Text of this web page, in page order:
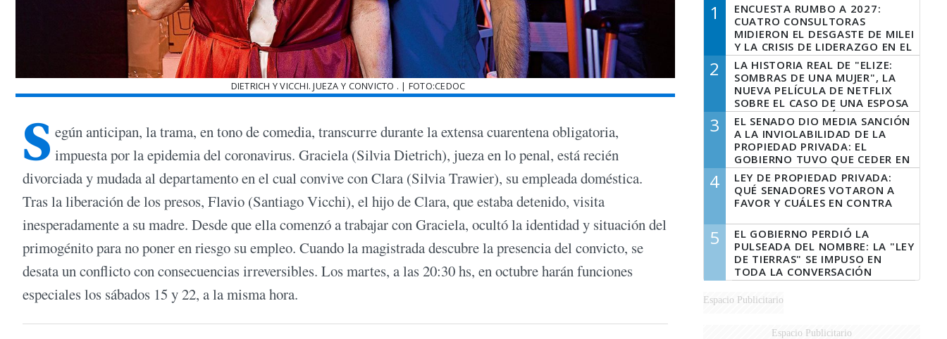
DIETRICH Y VICCHI. JUEZA Y CONVICTO . | FOTO:CEDOC
S egún anticipan, la trama, en tono de comedia, transcurre durante la extensa cuarentena obligatoria,
impuesta por la epidemia del coronavirus. Graciela (Silvia Dietrich), jueza en lo penal, está recién
divorciada y mudada al departamento en el cual convive con Clara (Silvia Trawier), su empleada doméstica.
Tras la liberación de los presos, Flavio (Santiago Vicchi), el hijo de Clara, que estaba detenido, visita
inesperadamente a su madre. Desde que ella comenzó a trabajar con Graciela, ocultó la identidad y situación del
primogénito para no poner en riesgo su empleo. Cuando la magistrada descubre la presencia del convicto, se
desata un conflicto con consecuencias irreversibles. Los martes, a las 20:30 hs, en octubre harán funciones
especiales los sábados 15 y 22, a la misma hora.
1
ENCUESTA RUMBO A 2027:
CUATRO CONSULTORAS
MIDIERON EL DESGASTE DE MILEI
Y LA CRISIS DE LIDERAZGO EN EL
PERONISMO
2
LA HISTORIA REAL DE "ELIZE:
SOMBRAS DE UNA MUJER", LA
NUEVA PELÍCULA DE NETFLIX
SOBRE EL CASO DE UNA ESPOSA
QUE DESCUARTIZÓ A SU
MARIDO
3
EL SENADO DIO MEDIA SANCIÓN
A LA INVIOLABILIDAD DE LA
PROPIEDAD PRIVADA: EL
GOBIERNO TUVO QUE CEDER EN
LA LEY DEL MANEJO DEL FUEGO
4
LEY DE PROPIEDAD PRIVADA:
QUÉ SENADORES VOTARON A
FAVOR Y CUÁLES EN CONTRA
5
EL GOBIERNO PERDIÓ LA
PULSEADA DEL NOMBRE: LA "LEY
DE TIERRAS" SE IMPUSO EN
TODA LA CONVERSACIÓN
DIGITAL
Espacio Publicitario
Espacio Publicitario